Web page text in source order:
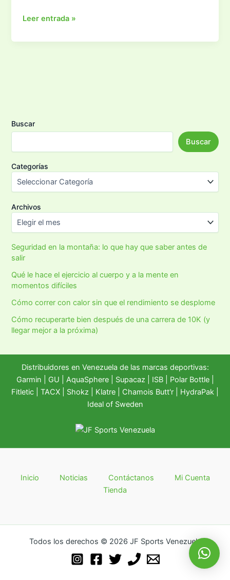
¿Por
un
Leer entrada »
Buscar
Buscar
Categorías
Archivos
Seguridad en la montaña: lo que hay que saber antes de
salir
Qué le hace el ejercicio al cuerpo y a la mente en
momentos difíciles
Cómo correr con calor sin que el rendimiento se desplome
Cómo recuperarte bien después de una carrera de 10K (y
llegar mejor a la próxima)
Distribuidores en Venezuela de las marcas deportivas:
Garmin
GU AquaSphere| Supacaz | ISB | Polar Bottle|
Fitletic
TACX Shokz Klatre Chamois Butt'r HydraPak
Ideal of Sweden
Inicio Noticias Contáctanos
Mi Cuenta
Tienda
Todos los derechos © 2026 JF Sports Venezuela